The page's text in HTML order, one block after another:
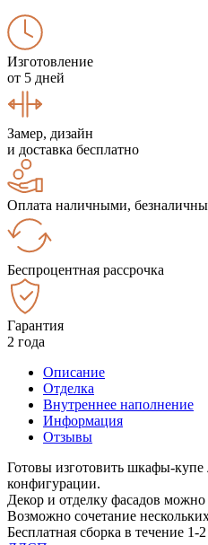
Изготовление
от 5 дней
Замер, дизайн
и доставка бесплатно
Оплата наличными,
Беспроцентная рассрочка
Гарантия
2 года
Описание
Отделка
Внутреннее наполнение
Информация
Отзывы
Готовы изготовить шкафы-купе
конфигурации.
Декор и отделку фасадов
Возможно сочетание
Бесплатная сборка в течение 1-